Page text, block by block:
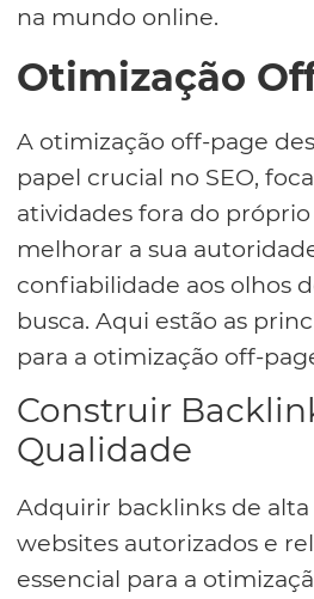
na mundo online.
Otimização
A otimização off-page
papel crucial no SEO,
atividades fora do
melhorar a sua
confiabilidade aos olhos
busca. Aqui estão as
para a otimização off-
Construir
Qualidade
Adquirir backlinks de
websites autorizados e
essencial para a